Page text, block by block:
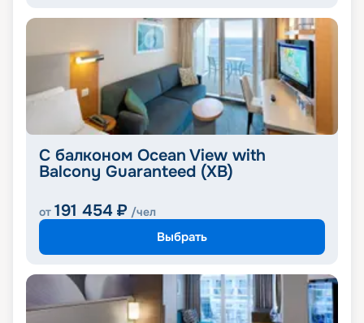
С балконом Ocean View with
Balcony Guaranteed (XB)
от 191 454 ₽ /чел
Выбрать